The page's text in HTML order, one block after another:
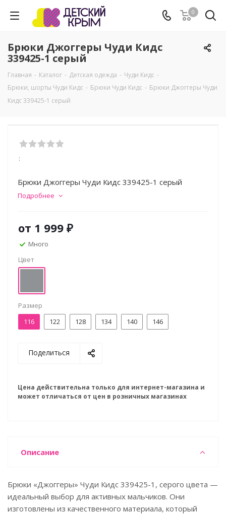
0
Брюки Джоггеры Чуди Кидс
339425-1 серый
Главная - Каталог - Детская одежда - Чуди Кидс -
Брюки, шорты Чуди Кидс - Брюки Чуди Кидс - Брюки Джоггеры Чуди
Кидс 339425-1 серый
:
Брюки Джоггеры Чуди Кидс 339425-1 серый
Подробнее
от 1 999 ₽
Много
Цвет
Размер
116
122 128 134 140 146
Поделиться
Цена действительна только для интернет-магазина и
может отличаться от цен в розничных магазинах
Описание
Брюки «Джоггеры» Чуди Кидс 339425-1, серого цвета —
идеальный выбор для активных мальчиков. Они
изготовлены из качественного материала, который